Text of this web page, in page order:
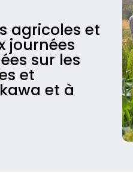
agricoles et
journées
sur les
et
et à